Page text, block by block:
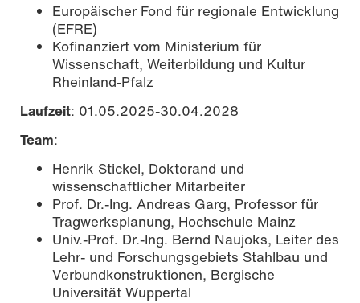
Foto: Johannes Herschel
Europäischer Fond für regionale Entwicklung
(EFRE)
Kofinanziert vom Ministerium für
Wissenschaft, Weiterbildung und Kultur
Rheinland-Pfalz
Laufzeit: 01.05.2025-30.04.2028
Team:
Henrik Stickel, Doktorand und
wissenschaftlicher Mitarbeiter
Prof. Dr.-Ing. Andreas Garg, Professor für
Tragwerksplanung, Hochschule Mainz
Univ.-Prof. Dr.-Ing. Bernd Naujoks, Leiter des
Lehr- und Forschungsgebiets Stahlbau und
Verbundkonstruktionen, Bergische
Universität Wuppertal